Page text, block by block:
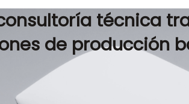
técnica
de producción